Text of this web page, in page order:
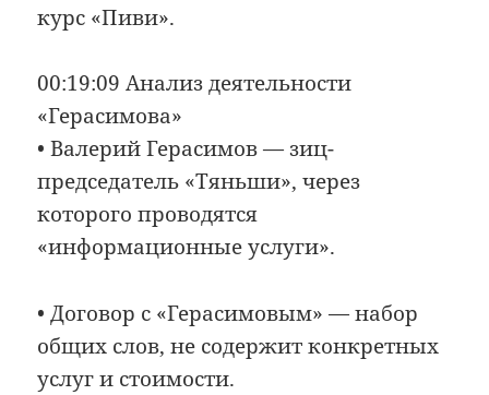
курс «Пиви».
00:19:09 Анализ деятельности
«Герасимова»
• Валерий Герасимов — зиц-
председатель «Тяньши», через
которого проводятся
«информационные услуги».
• Договор с «Герасимовым» — набор
общих слов, не содержит конкретных
услуг и стоимости.